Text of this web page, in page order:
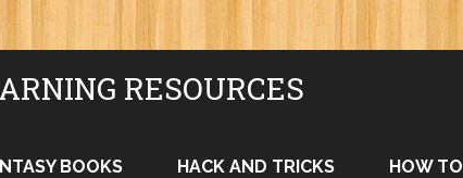
RESOURCES
BOOKS HACK AND TRICKS HOW TO